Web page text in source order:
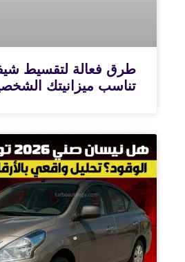
تناسب ميزانيتك